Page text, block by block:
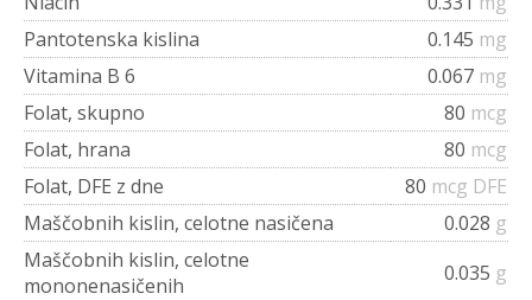
Pantotenska kislina
0.145 mg
Vitamina B 6
0.067 mg
Folat, skupno
80 mcg
Folat, hrana
80 mcg
Folat, DFE z dne
80 mcg DFE
Maščobnih kislin, celotne nasičena
0.028 g
Maščobnih kislin, celotne
mononenasičenih
0.035 g